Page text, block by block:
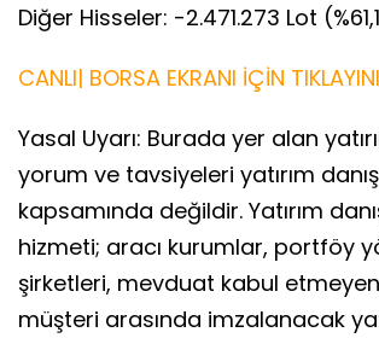
Diğer Hisseler: -2.471.273 Lot
CANLI| BORSA EKRANI İÇİN
Yasal Uyarı: Burada yer alan
yorum ve tavsiyeleri yatırım
kapsamında değildir. Yatırım
hizmeti; aracı kurumlar, portföy
şirketleri, mevduat kabul
müşteri arasında imzalanacak